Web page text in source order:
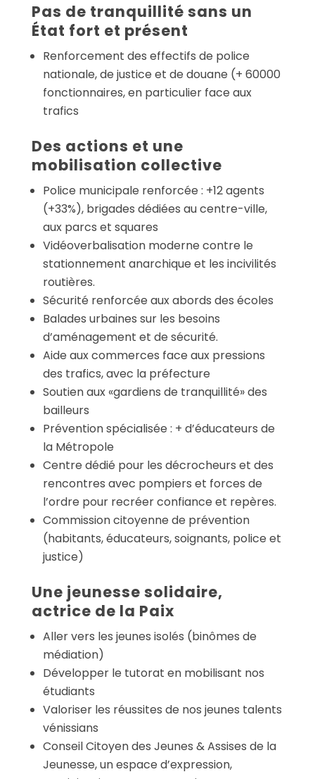
Pas de tranquillité sans un
État fort et présent
Renforcement des effectifs de police
nationale, de justice et de douane (+ 60000
fonctionnaires, en particulier face aux
trafics
Des actions et une
mobilisation collective
Police municipale renforcée : +12 agents
(+33%), brigades dédiées au centre-ville,
aux parcs et squares
Vidéoverbalisation moderne contre le
stationnement anarchique et les incivilités
routières.
Sécurité renforcée aux abords des écoles
Balades urbaines sur les besoins
d’aménagement et de sécurité.
Aide aux commerces face aux pressions
des trafics, avec la préfecture
Soutien aux «gardiens de tranquillité» des
bailleurs
Prévention spécialisée : + d’éducateurs de
la Métropole
Centre dédié pour les décrocheurs et des
rencontres avec pompiers et forces de
l’ordre pour recréer confiance et repères.
Commission citoyenne de prévention
(habitants, éducateurs, soignants, police et
justice)
Une jeunesse solidaire,
actrice de la Paix
Aller vers les jeunes isolés (binômes de
médiation)
Développer le tutorat en mobilisant nos
étudiants
Valoriser les réussites de nos jeunes talents
vénissians
Conseil Citoyen des Jeunes & Assises de la
Jeunesse, un espace d’expression,